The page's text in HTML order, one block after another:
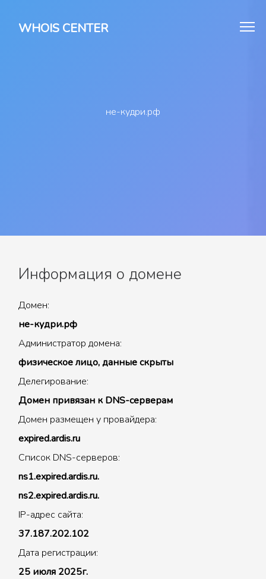
WHOIS CENTER
не-кудри.рф
Информация о домене
Домен:
не-кудри.рф
Администратор домена:
физическое лицо, данные скрыты
Делегирование:
Домен привязан к DNS-серверам
Домен размещен у провайдера:
expired.ardis.ru
Список DNS-серверов:
ns1.expired.ardis.ru.
ns2.expired.ardis.ru.
IP-адрес сайта:
37.187.202.102
Дата регистрации:
25 июля 2025г.